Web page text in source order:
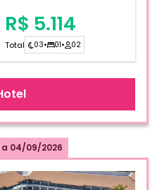
R$ 5.114
Total 03• 01• 02
a 04/09/2026